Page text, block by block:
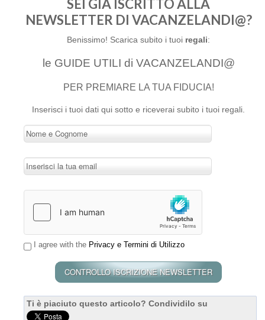
SEI GIÀ ISCRITTO ALLA
NEWSLETTER DI VACANZELANDI@?
Benissimo! Scarica subito i tuoi regali:
le GUIDE UTILI di VACANZELANDI@
PER PREMIARE LA TUA FIDUCIA!
Inserisci i tuoi dati qui sotto e riceverai subito i tuoi regali.
I agree with the Privacy e Termini di Utilizzo
Ti è piaciuto questo articolo? Condividilo su